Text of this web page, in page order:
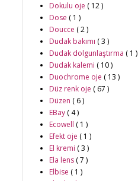
Dokulu oje ( 12 )
Dose ( 1 )
Doucce ( 2 )
Dudak bakımı ( 3 )
Dudak dolgunlaştırma ( 1 )
Dudak kalemi ( 10 )
Duochrome oje ( 13 )
Düz renk oje ( 67 )
Düzen ( 6 )
EBay ( 4 )
Ecowell ( 1 )
Efekt oje ( 1 )
El kremi ( 3 )
Ela lens ( 7 )
Elbise ( 1 )